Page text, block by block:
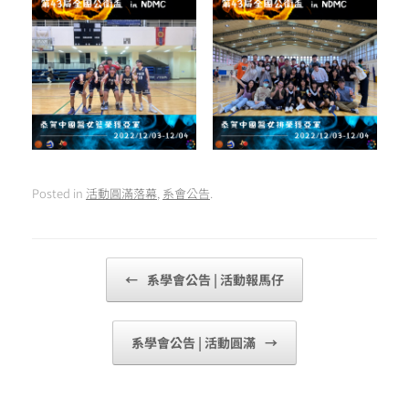
Posted in 活動圓滿落幕 系會公告
← 系學會公告 | 活動報馬仔
系學會公告 | 活動圓滿 →